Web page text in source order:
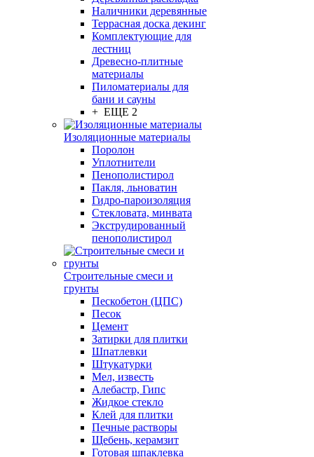
Наличники деревянные
Террасная доска декинг
Комплектующие для
лестниц
Древесно-плитные
материалы
Пиломатериалы для
бани и сауны
+ ЕЩЕ 2
Изоляционные материалы
Поролон
Уплотнители
Пенополистирол
Пакля, льноватин
Гидро-пароизоляция
Стекловата, минвата
Экструдированный
пенополистирол
Строительные смеси и
грунты
Пескобетон (ЦПС)
Песок
Цемент
Затирки для плитки
Шпатлевки
Штукатурки
Мел, известь
Алебастр, Гипс
Жидкое стекло
Клей для плитки
Печные растворы
Щебень, керамзит
Готовая шпаклевка